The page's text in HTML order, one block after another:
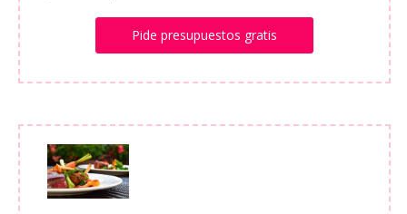
Pide presupuestos gratis